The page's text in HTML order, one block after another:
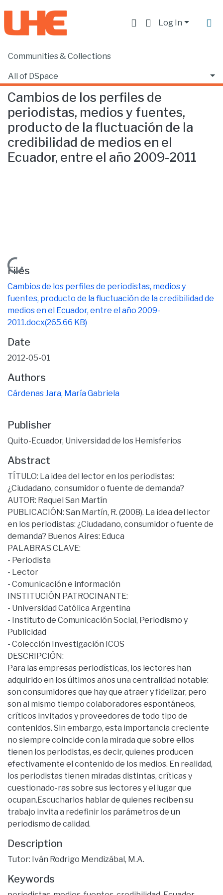
Log In
Communities & Collections
All of DSpace
Statistics
Home
Cambios de los perfiles de
periodistas, medios y fuentes,
producto de la fluctuación de la
credibilidad de medios en el
Ecuador, entre el año 2009-2011
Loading...
Files
Cambios de los perfiles de periodistas, medios y
fuentes, producto de la fluctuación de la credibilidad de
medios en el Ecuador, entre el año 2009-
2011.docx(265.66 KB)
Date
2012-05-01
Authors
Cárdenas Jara, María Gabriela
Publisher
Quito-Ecuador, Universidad de los Hemisferios
Abstract
TÍTULO: La idea del lector en los periodistas:
¿Ciudadano, consumidor o fuente de demanda?
AUTOR: Raquel San Martín
PUBLICACIÓN: San Martín, R. (2008). La idea del lector
en los periodistas: ¿Ciudadano, consumidor o fuente de
demanda? Buenos Aires: Educa
PALABRAS CLAVE:
- Periodista
- Lector
- Comunicación e información
INSTITUCIÓN PATROCINANTE:
- Universidad Católica Argentina
- Instituto de Comunicación Social, Periodismo y
Publicidad
- Colección Investigación ICOS
DESCRIPCIÓN:
Para las empresas periodísticas, los lectores han
adquirido en los últimos años una centralidad notable:
son consumidores que hay que atraer y fidelizar, pero
son al mismo tiempo colaboradores espontáneos,
críticos invitados y proveedores de todo tipo de
contenidos. Sin embargo, esta importancia creciente
no siempre coincide con la mirada que sobre ellos
tienen los periodistas, es decir, quienes producen
efectivamente el contenido de los medios. En realidad,
los periodistas tienen miradas distintas, críticas y
cuestionado-ras sobre sus lectores y el lugar que
ocupan.Escucharlos hablar de quienes reciben su
trabajo invita a redefinir los parámetros de un
periodismo de calidad.
Description
Tutor: Iván Rodrigo Mendizábal, M.A.
Keywords